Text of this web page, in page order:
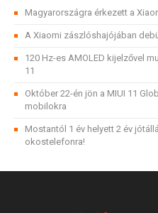
Magyarországra érkezett a
A Xiaomi zászlóshajójában
120 Hz-es AMOLED kijelzővel
11
Október 22-én jön a MIUI 11
mobilokra
Mostantól 1 év helyett 2 év
okostelefonra!